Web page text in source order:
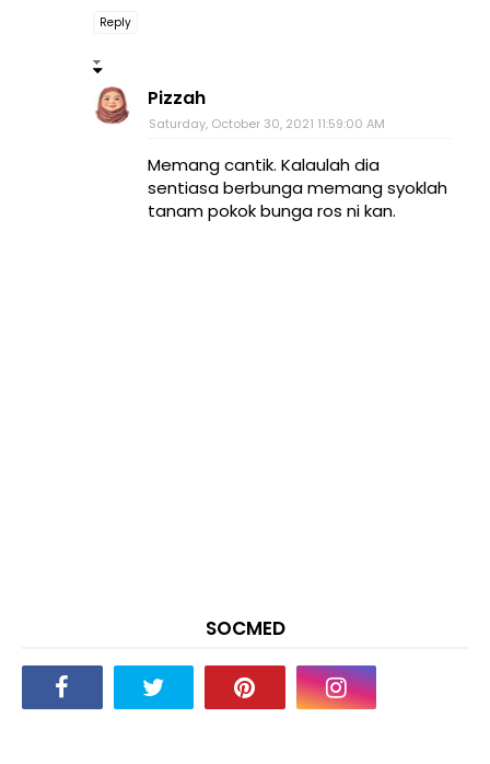
Reply
Pizzah
Saturday, October 30, 2021 11:59:00 AM
Memang cantik. Kalaulah dia
sentiasa berbunga memang syoklah
tanam pokok bunga ros ni kan.
SOCMED